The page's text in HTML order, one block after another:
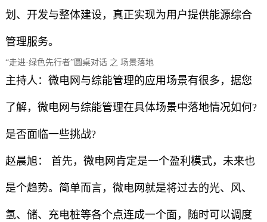
划、开发与整体建设，真正实现为用户提供能源综合
管理服务。
“走进·绿色先行者”圆桌对话 之 场景落地
主持人：微电网与综能管理的应用场景有很多，据您
了解，微电网与综能管理在具体场景中落地情况如何?
是否面临一些挑战?
赵晨旭： 首先，微电网肯定是一个盈利模式，未来也
是个趋势。简单而言，微电网就是将过去的光、风、
氢、储、充电桩等各个点连成一个面，随时可以调度